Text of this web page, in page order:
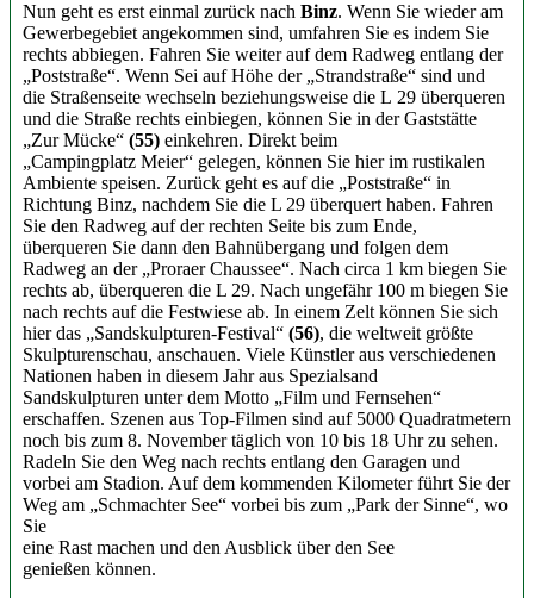
Nun geht es erst einmal zurück nach Binz. Wenn Sie wieder am
Gewerbegebiet angekommen sind, umfahren Sie es indem Sie
rechts abbiegen. Fahren Sie weiter auf dem Radweg entlang der
„Poststraße“. Wenn Sei auf Höhe der „Strandstraße“ sind und
die Straßenseite wechseln beziehungsweise die L 29 überqueren
und die Straße rechts einbiegen, können Sie in der Gaststätte
„Zur Mücke“ (55) einkehren. Direkt beim
„Campingplatz Meier“ gelegen, können Sie hier im rustikalen
Ambiente speisen. Zurück geht es auf die „Poststraße“ in
Richtung Binz, nachdem Sie die L 29 überquert haben. Fahren
Sie den Radweg auf der rechten Seite bis zum Ende,
überqueren Sie dann den Bahnübergang und folgen dem
Radweg an der „Proraer Chaussee“. Nach circa 1 km biegen Sie
rechts ab, überqueren die L 29. Nach ungefähr 100 m biegen Sie
nach rechts auf die Festwiese ab. In einem Zelt können Sie sich
hier das „Sandskulpturen-Festival“ (56), die weltweit größte
Skulpturenschau, anschauen. Viele Künstler aus verschiedenen
Nationen haben in diesem Jahr aus Spezialsand
Sandskulpturen unter dem Motto „Film und Fernsehen“
erschaffen. Szenen aus Top-Filmen sind auf 5000 Quadratmetern
noch bis zum 8. November täglich von 10 bis 18 Uhr zu sehen.
Radeln Sie den Weg nach rechts entlang den Garagen und
vorbei am Stadion. Auf dem kommenden Kilometer führt Sie der
Weg am „Schmachter See“ vorbei bis zum „Park der Sinne“, wo
Sie
eine Rast machen und den Ausblick über den See
genießen können.